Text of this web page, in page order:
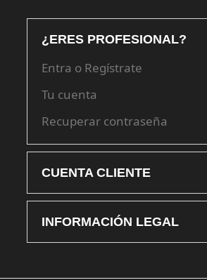
¿ERES PROFESIONAL?
Entra o Regístrate
Tu cuenta
Recuperar contraseña
CUENTA CLIENTE
INFORMACIÓN LEGAL